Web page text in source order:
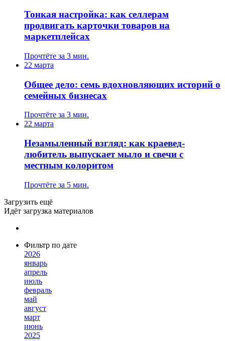
Тонкая настройка: как селлерам
продвигать карточки товаров на
маркетплейсах
Прочтёте за 3 мин.
22 марта
Общее дело: семь вдохновляющих историй о
семейных бизнесах
Прочтёте за 3 мин.
22 марта
Незамыленный взгляд: как краевед-
любитель выпускает мыло и свечи с
местным колоритом
Прочтёте за 5 мин.
Загрузить ещё
Идёт загрузка материалов
Фильтр по дате
2026
январь
апрель
июль
февраль
май
август
март
июнь
2025